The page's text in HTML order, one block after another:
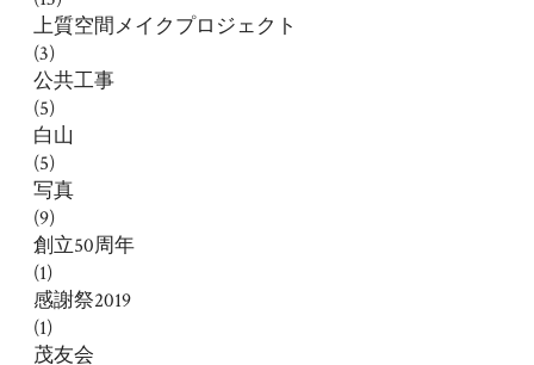
上質空間メイクプロジェクト
(3)
公共工事
(5)
白山
(5)
写真
(9)
創立50周年
(1)
感謝祭2019
(1)
茂友会